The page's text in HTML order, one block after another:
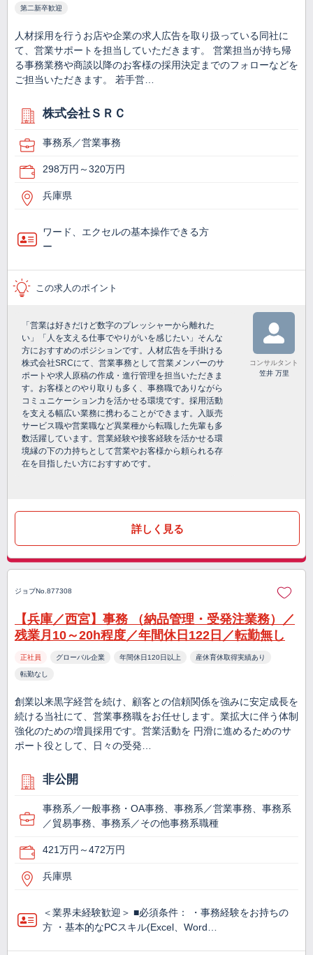
第二新卒歓迎
人材採用を行うお店や企業の求人広告を取り扱っている同社に
て、営業サポートを担当していただきます。 営業担当が持ち帰
る事務業務や商談以降のお客様の採用決定までのフォローなどを
ご担当いただきます。 若手営…
株式会社ＳＲＣ
事務系／営業事務
298万円～320万円
兵庫県
ワード、エクセルの基本操作できる方
ー
この求人のポイント
「営業は好きだけど数字のプレッシャーから離れた
い」「人を支える仕事でやりがいを感じたい」そんな
方におすすめのポジションです。人材広告を手掛ける
株式会社SRCにて、営業事務として営業メンバーのサ
ポートや求人原稿の作成・進行管理を担当いただきま
す。お客様とのやり取りも多く、事務職でありながら
コミュニケーション力を活かせる環境です。採用活動
を支える幅広い業務に携わることができます。入販売
サービス職や営業職など異業種から転職した先輩も多
数活躍しています。営業経験や接客経験を活かせる環
境縁の下の力持ちとして営業やお客様から頼られる存
在を目指したい方におすすめです。
コンサルタント
笠井 万里
詳しく見る
ジョブNo.877308
【兵庫／西宮】事務 （納品管理・受発注業務）／
残業月10～20h程度／年間休日122日／転勤無し
正社員 グローバル企業 年間休日120日以上 産休育休取得実績あり
転勤なし
創業以来黒字経営を続け、顧客との信頼関係を強みに安定成長を
続ける当社にて、営業事務職をお任せします。業拡大に伴う体制
強化のための増員採用です。営業活動を 円滑に進めるためのサ
ポート役として、日々の受発…
非公開
事務系／一般事務・OA事務、事務系／営業事務、事務系
／貿易事務、事務系／その他事務系職種
421万円～472万円
兵庫県
＜業界未経験歓迎＞ ■必須条件： ・事務経験をお持ちの
方 ・基本的なPCスキル(Excel、Word…